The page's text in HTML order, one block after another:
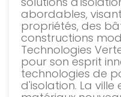
abordables,
propriétés, des
constructions
Technologies
pour son esprit
technologies de
d'isolation. La ville